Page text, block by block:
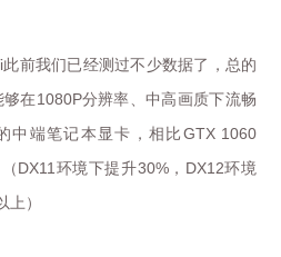
此前我们已经测过不少数据了，总的
够在1080P分辨率、中高画质下流畅
中端笔记本显卡，相比GTX 1060
DX11环境下提升30%， DX12环境
上）